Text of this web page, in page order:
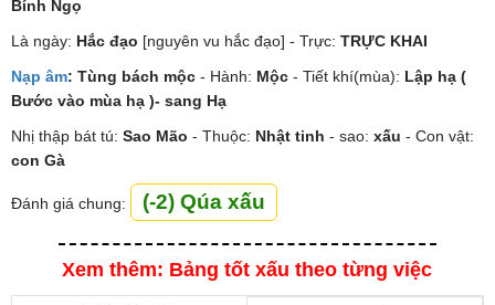
Bính Ngọ
Là ngày: Hắc đạo [nguyên vu hắc đạo] - Trực: TRỰC KHAI
Nạp âm: Tùng bách mộc - Hành: Mộc - Tiết khí(mùa): Lập hạ (
Bước vào mùa hạ )- sang Hạ
Nhị thập bát tú: Sao Mão - Thuộc: Nhật tinh - sao: xấu - Con vật:
con Gà
Đánh giá chung: (-2) Qúa xấu
Xem thêm: Bảng tốt xấu theo từng việc